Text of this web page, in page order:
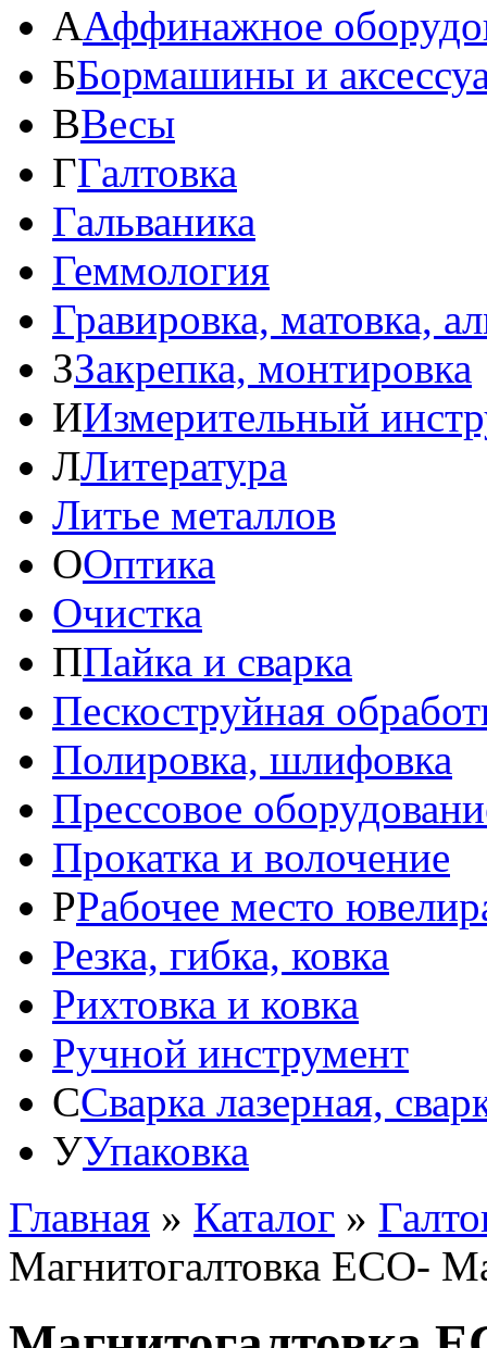
ААффинажное
ББормашины и
ВВесы
ГГалтовка
Гальваника
Геммология
Гравировка, матовка,
ЗЗакрепка, монтировка
ИИзмерительный
ЛЛитература
Литье металлов
ООптика
Очистка
ППайка и сварка
Пескоструйная
Полировка, шлифовка
Прессовое
Прокатка и волочение
РРабочее место
Резка, гибка, ковка
Рихтовка и ковка
Ручной инструмент
ССварка лазерная,
УУпаковка
Главная » Каталог »
Магнитогалтовка ECO-